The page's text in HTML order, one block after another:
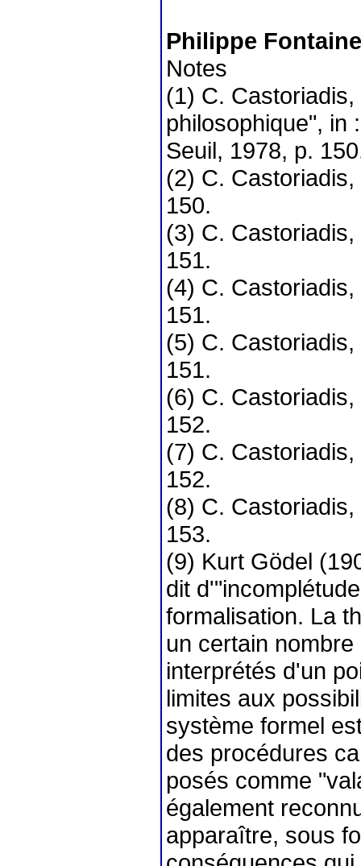
Philippe Fontaine
Notes
(1) C.
philosophique", in
Seuil, 1978, p.
(2) C. Castoriadis,
150.
(3) C. Castoriadis,
151.
(4) C. Castoriadis,
151.
(5) C. Castoriadis,
151.
(6) C. Castoriadis,
152.
(7) C. Castoriadis,
152.
(8) C. Castoriadis,
153.
(9) Kurt Gödel
dit
formalisation. La
un certain
interprétés d'un
limites aux
système formel
des procédures
posés comme
également
apparaître, sous